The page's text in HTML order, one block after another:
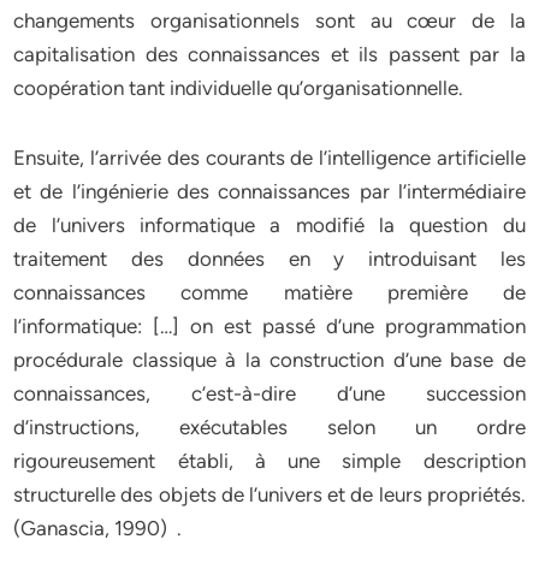
changements organisationnels sont au cœur de la
capitalisation des connaissances et ils passent par la
coopération tant individuelle qu’organisationnelle.
Ensuite, l’arrivée des courants de l’intelligence artificielle
et de l’ingénierie des connaissances par l’intermédiaire
de l’univers informatique a modifié la question du
traitement des données en y introduisant les
connaissances comme matière première de
l’informatique: […] on est passé d’une programmation
procédurale classique à la construction d’une base de
connaissances, c’est-à-dire d’une succession
d’instructions, exécutables selon un ordre
rigoureusement établi, à une simple description
structurelle des objets de l’univers et de leurs propriétés.
(Ganascia, 1990) .